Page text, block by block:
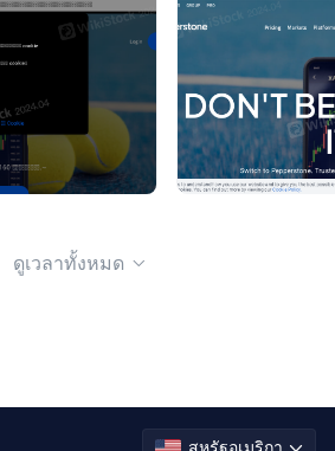
ดูเวลาทั้งหมด
สหรัฐอเมริกา